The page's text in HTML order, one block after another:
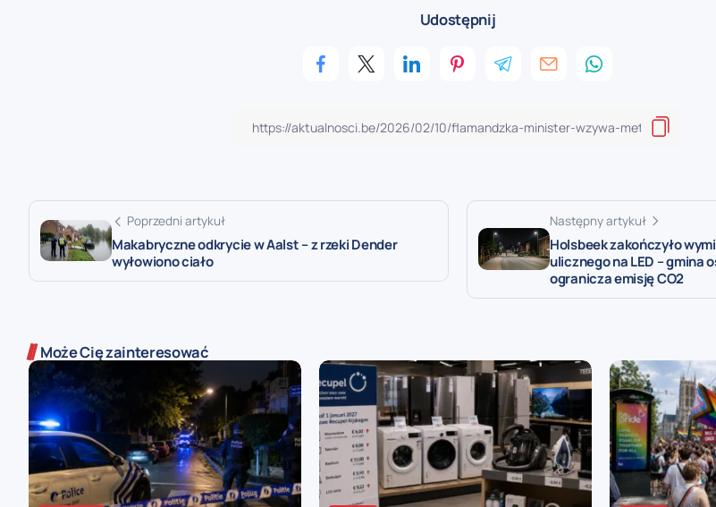
Udostępnij
Poprzedni artykuł
Makabryczne odkrycie w Aalst – z rzeki Dender
wyłowiono ciało
Następny artykuł
Holsbeek zakończyło
ulicznego na LED – gmina
ogranicza emisję CO2
Może Cię zainteresować